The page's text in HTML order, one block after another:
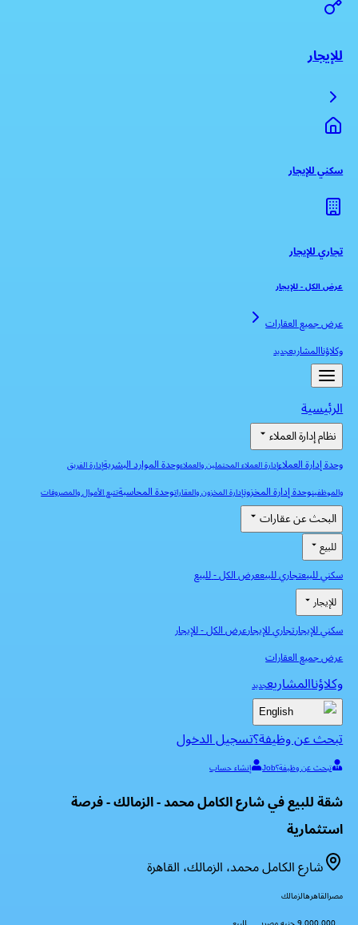
للإيجار
سكني للإيجار
تجاري للإيجار
عرض الكل-للإيجار
عرض جميع العقارات
وكلاؤناالمشاريعجديد
الرئيسية
نظام إدارة العملاء
وحدة إدارة العملاءإدارة العملاء المحتملين والعملاءوحدة الموارد البشريةإدارة الفريق
والموظفينوحدة إدارة المخزونإدارة المخزون والعقاراتوحدة المحاسبةتتبع الأموال والمصروفات
البحث عن عقارات
للبيع
سكني للبيعتجاري للبيععرض الكل-للبيع
للإيجار
سكني للإيجارتجاري للإيجارعرض الكل-للإيجار
عرض جميع العقارات
وكلاؤناالمشاريعجديد
English
تبحث عن وظيفة؟تسجيل الدخول
تبحث عن وظيفة؟Job إنشاء حساب
شقة للبيع في شارع الكامل محمد - الزمالك - فرصة
استثمارية
شارع الكامل محمد، الزمالك، القاهرة
مصرالقاهرهالزمالك